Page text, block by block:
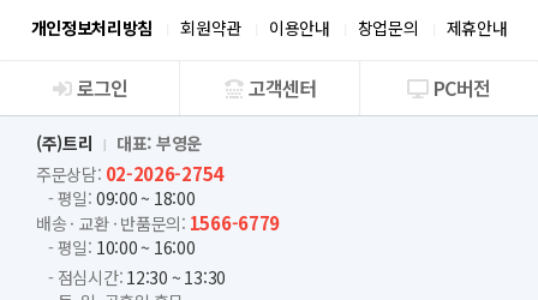
개인정보처리방침 회원약관 이용안내 창업문의 제휴안내
회사소개
로그인 고객센터 PC버전
(주)트리
대표: 부영운
주문상담: 02-2026-2754
- 평일: 09:00 ~ 18:00
배송 · 교환 · 반품문의: 1566-6779
- 평일: 10:00 ~ 16:00
- 점심시간: 12:30 ~ 13:30